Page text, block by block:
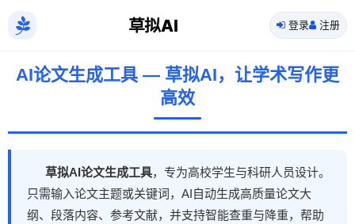
草拟AI 登录 注册
AI论文生成工具 — 草拟AI，让学术写作更
高效
草拟AI论文生成工具，专为高校学生与科研人员设计。
只需输入论文主题或关键词，AI自动生成高质量论文大
纲、段落内容、参考文献，并支持智能查重与降重，帮助